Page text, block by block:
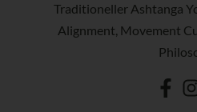
Traditioneller Ashtanga
Alignment, Movement